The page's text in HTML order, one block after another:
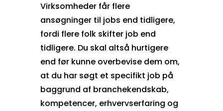
Virksomheder får flere
ansøgninger til jobs end tidligere,
fordi flere folk skifter job end
tidligere. Du skal altså hurtigere
end før kunne overbevise dem om,
at du har søgt et specifikt job på
baggrund af branchekendskab,
kompetencer, erhvervserfaring og